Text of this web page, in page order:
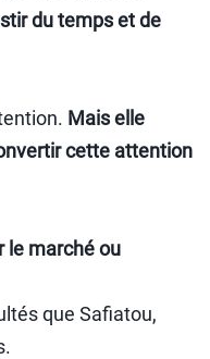
du temps et de
Mais elle
cette attention
le marché ou
que Safiatou,